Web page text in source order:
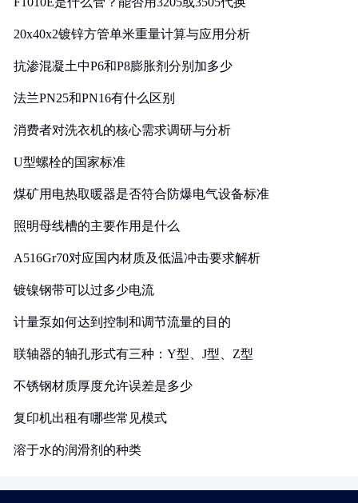
20x40x2镀锌方管单米重量计算与应用分析
抗渗混凝土中P6和P8膨胀剂分别加多少
法兰PN25和PN16有什么区别
消费者对洗衣机的核心需求调研与分析
U型螺栓的国家标准
煤矿用电热取暖器是否符合防爆电气设备标准
照明母线槽的主要作用是什么
A516Gr70对应国内材质及低温冲击要求解析
镀镍钢带可以过多少电流
计量泵如何达到控制和调节流量的目的
联轴器的轴孔形式有三种：Y型、J型、Z型
不锈钢材质厚度允许误差是多少
复印机出租有哪些常见模式
溶于水的润滑剂的种类